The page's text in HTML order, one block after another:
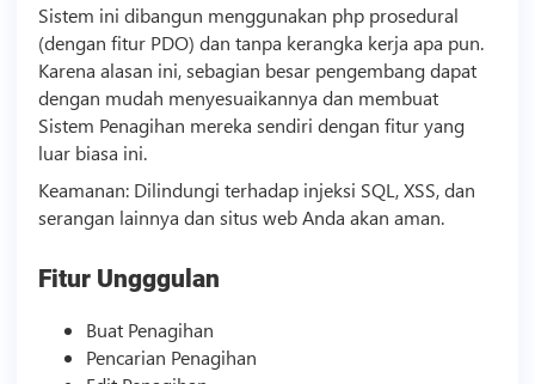
Sistem ini dibangun menggunakan php prosedural
(dengan fitur PDO) dan tanpa kerangka kerja apa pun.
Karena alasan ini, sebagian besar pengembang dapat
dengan mudah menyesuaikannya dan membuat
Sistem Penagihan mereka sendiri dengan fitur yang
luar biasa ini.
Keamanan: Dilindungi terhadap injeksi SQL, XSS, dan
serangan lainnya dan situs web Anda akan aman.
Fitur Ungggulan
Buat Penagihan
Pencarian Penagihan